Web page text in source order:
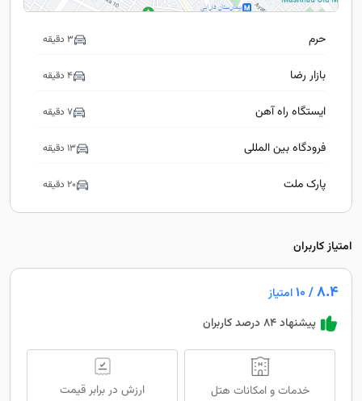
حرم 3 دقیقه
بازار رضا 4 دقیقه
ایستگاه راه آهن 7 دقیقه
فرودگاه بین المللی 13 دقیقه
پارک ملت 20 دقیقه
امتیاز کاربران
8.4
/ 10
امتیاز
پیشنهاد 84 درصد کاربران
خدمات و امکانات هتل
ارزش در برابر قیمت